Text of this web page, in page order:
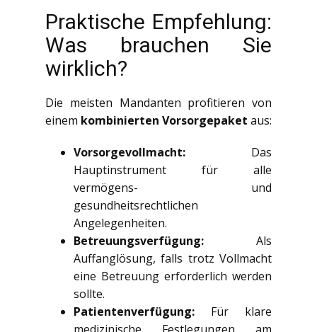
Praktische Empfehlung:
Was brauchen Sie
wirklich?
Die meisten Mandanten profitieren von
einem kombinierten Vorsorgepaket aus:
Vorsorgevollmacht: Das
Hauptinstrument für alle
vermögens- und
gesundheitsrechtlichen
Angelegenheiten.
Betreuungsverfügung: Als
Auffanglösung, falls trotz Vollmacht
eine Betreuung erforderlich werden
sollte.
Patientenverfügung: Für klare